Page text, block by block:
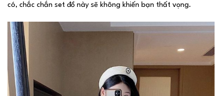
có, chắc chắn set đồ này sẽ không khiến bạn thất vọng.